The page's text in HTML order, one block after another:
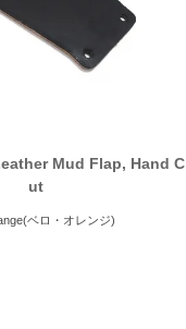
Mud Flap, Hand C
ut
ベロ・オレンジ)